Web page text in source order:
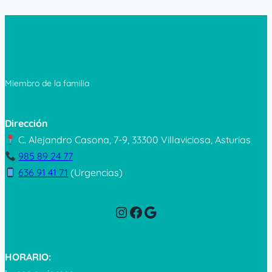
Miembro de la familia
Dirección
C. Alejandro Casona, 7-9, 33300 Villaviciosa, Asturias
985 89 24 77
636 91 41 71 (Urgencias)
InstagramFacebook Google
HORARIO: